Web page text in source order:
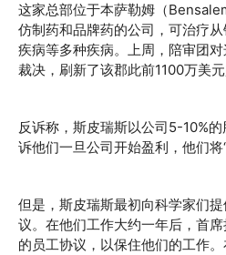
这家总部位于本萨勒姆（
仿制药和品牌药的公司，可治疗
疾病等多种疾病。上周，陪审团
裁决，刷新了该郡此前1100万美元
反诉称，斯皮瑞斯以公司5-10%
诉他们一旦公司开始盈利，他们将
但是，斯皮瑞斯最初向科学家们
议。在他们工作大约一年后，首
的员工协议，以保住他们的工作